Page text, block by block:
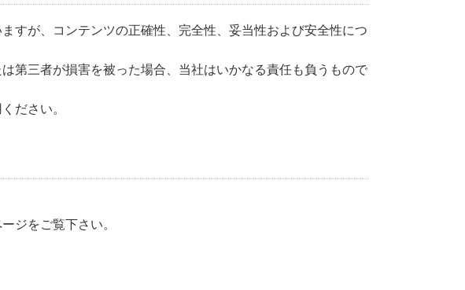
すが、コンテンツの正確性、完全性、妥当性および安全性につ
第三者が損害を被った場合、当社はいかなる責任も負うもので
ださい。
ジをご覧下さい。